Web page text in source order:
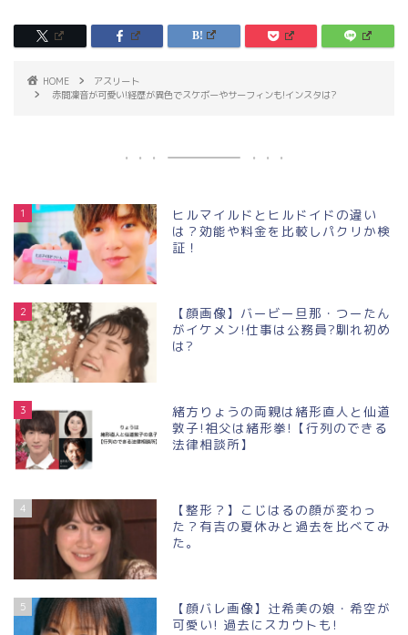
HOME
アスリート
赤間凜音が可愛い!経歴が異色でスケボーやサーフィンも!インスタは?
1
ヒルマイルドとヒルドイドの違い
は？効能や料金を比較しパクリか検
証！
2
【顔画像】バービー旦那・つーたん
がイケメン!仕事は公務員?馴れ初め
は?
3
緒方りょうの両親は緒形直人と仙道
敦子!祖父は緒形拳!【行列のできる
法律相談所】
4
【整形？】こじはるの顔が変わっ
た？有吉の夏休みと過去を比べてみ
た。
5
【顔バレ画像】辻希美の娘・希空が
可愛い! 過去にスカウトも!